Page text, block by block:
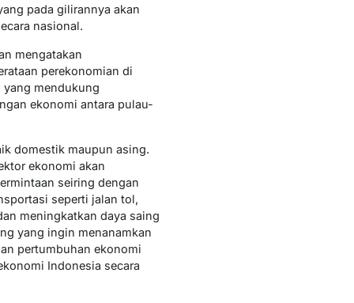
pada gilirannya akan
nasional.
mengatakan
perekonomian di
yang mendukung
ekonomi antara pulau-
domestik maupun asing.
ekonomi akan
seiring dengan
seperti jalan tol,
meningkatkan daya saing
yang ingin menanamkan
pertumbuhan ekonomi
Indonesia secara